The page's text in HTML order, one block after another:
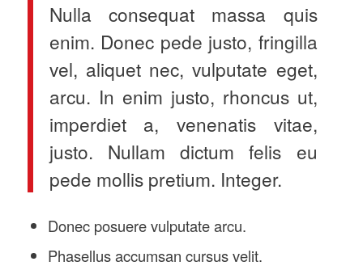
Nulla consequat massa quis
enim. Donec pede justo, fringilla
vel, aliquet nec, vulputate eget,
arcu. In enim justo, rhoncus ut,
imperdiet a, venenatis vitae,
justo. Nullam dictum felis eu
pede mollis pretium. Integer.
Donec posuere vulputate arcu.
Phasellus accumsan cursus velit.